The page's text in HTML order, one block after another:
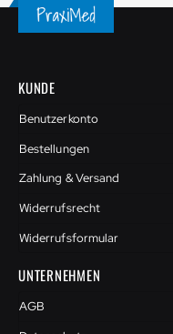
KUNDE
Benutzerkonto
Bestellungen
Zahlung & Versand
Widerrufsrecht
Widerrufsformular
UNTERNEHMEN
AGB